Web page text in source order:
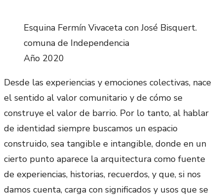
Esquina Fermín Vivaceta con José Bisquert.
comuna de Independencia
Año 2020
Desde las experiencias y emociones colectivas, nace
el sentido al valor comunitario y de cómo se
construye el valor de barrio. Por lo tanto, al hablar
de identidad siempre buscamos un espacio
construido, sea tangible e intangible, donde en un
cierto punto aparece la arquitectura como fuente
de experiencias, historias, recuerdos, y que, si nos
damos cuenta, carga con significados y usos que se